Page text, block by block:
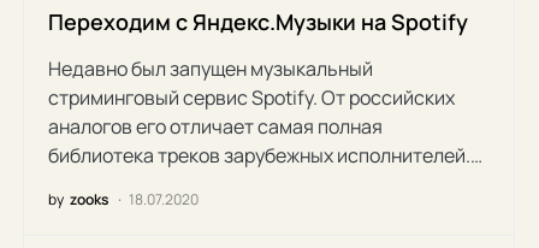
Переходим с Яндекс.Музыки на Spotify
Недавно был запущен музыкальный
стриминговый сервис Spotify. От российских
аналогов его отличает самая полная
библиотека треков зарубежных исполнителей.…
by zooks 18.07.2020